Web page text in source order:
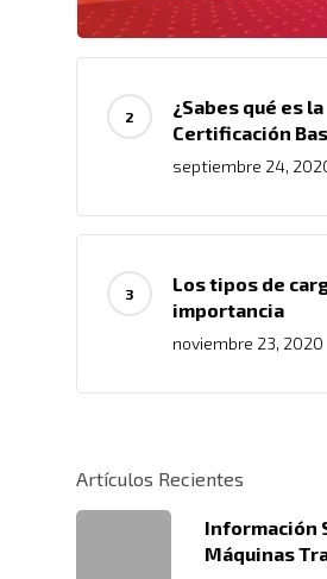
¿Sabes qué es la
Certificación
septiembre 24,
Los tipos de
importancia
noviembre 23, 2020
Artículos Recientes
Información
Máquinas